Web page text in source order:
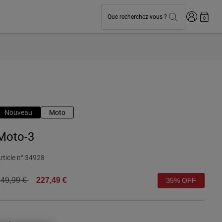
Que recherchez-vous ? Connexion
0
Nouveau Moto
3
n° 34928
reduced from
€to 227,49 € 35% OFF